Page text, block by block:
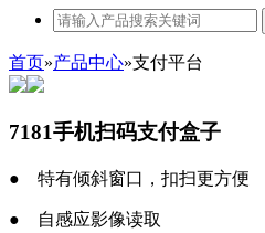
首页»产品中心»支付平台
7181手机扫码支付盒子
● 特有倾斜窗口，扣扫更方便
● 自感应影像读取